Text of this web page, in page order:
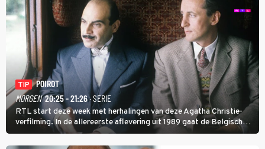
TIP
POIROT
MORGEN 20:25 - 21:26· SERIE
RTL start deze week met herhalingen van deze Agatha Christie-
verfilming. In de allereerste aflevering uit 1989 gaat de Belgische
speurder op zoek naar een vermiste kok. Poirot raakt al snel
verwikkeld in een moordzaak. (HH)